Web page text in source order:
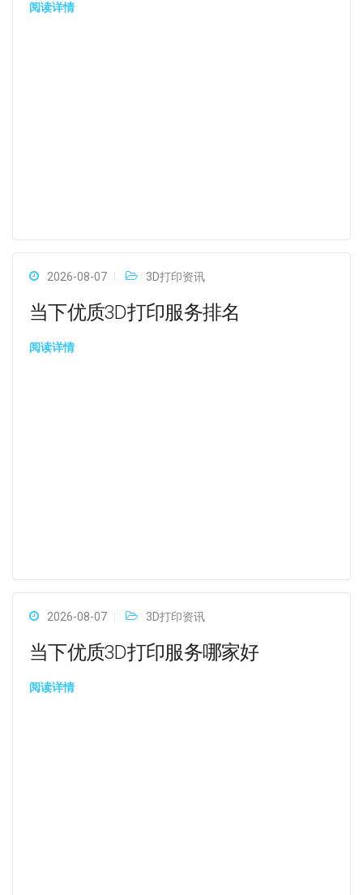
阅读详情
2026-08-07 3D打印资讯
当下优质3D打印服务排名
阅读详情
2026-08-07 3D打印资讯
当下优质3D打印服务哪家好
阅读详情